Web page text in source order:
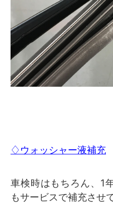
♢ウォッシャー液補充
車検時はもちろん、1
もサービスで補充させ